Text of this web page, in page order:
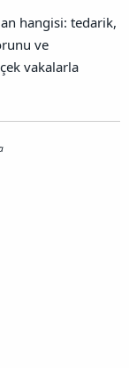
hangisi: tedarik,
ve
vakalarla